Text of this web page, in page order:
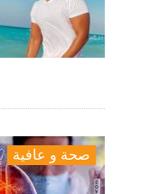
صحة و عافية